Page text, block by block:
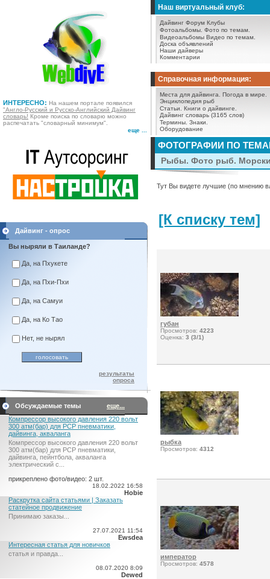
ИНТЕРЕСНО: На нашем портале появился
"Англо-Русский и Русско-Английский Дайвинг
словарь! Кроме поиска по словарю можно
распечатать "словарный минимум".
еще ...
Наш виртуальный клуб:
Дайвинг Форум Клубы
Фотоальбомы. Фото по темам.
Видеоальбомы Видео по темам.
Доска объявлений
Наши дайверы
Комментарии
Справочная информация:
Места для дайвинга.
Погода в мире.
Энциклопедия рыб
Статьи.
Книги о дайвинге.
Дайвинг словарь (3165 слов)
Термины. Знаки.
Оборудование
Дайвинг - опрос
Вы ныряли в Таиланде?
Да, на Пхукете
Да, на Пхи-Пхи
Да, на Самуи
Да, на Ко Тао
Нет, не нырял
результаты
опроса
Обсуждаемые темы
еще...
Компрессор высокого давления 220 вольт
300 атм(бар) для PCP пневматики,
дайвинга, акваланга
Компрессор высокого давления 220 вольт
300 атм(бар) для PCP пневматики,
дайвинга, пейнтбола, акваланга
электрический c...
прикреплено фото/видео: 2 шт.
18.02.2022 16:58
Hobie
Раскрутка сайта статьями | Заказать
статейное продвижение
Принимаю заказы...
27.07.2021 11:54
Ewsdea
Интересная статья для новичков
статья и правда...
08.07.2020 8:09
Dewed
ФОТОГРАФИИ ПО
Рыбы. Фото рыб.
Тут Вы видете лучшие (по мнению
[К списку тем]
губан
Просмотров: 4223
Оценка: 3 (3/1)
рыбка
Просмотров: 4312
император
Просмотров: 4578